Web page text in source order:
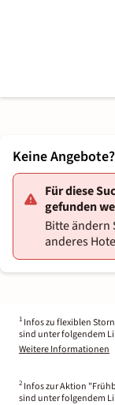
Keine Angebote?
Für diese
gefunden
Bitte ändern
anderes
1 Infos zu flexiblen
sind unter folgendem
Weitere Informationen
2 Infos zur Aktion
sind unter folgendem